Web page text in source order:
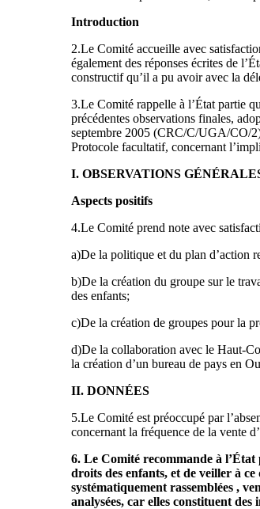
Introduction
2.Le Comité accueille avec
également des réponses écrites de
constructif qu’il a pu avoir avec la
3.Le Comité rappelle à l’État partie
précédentes observations finales,
septembre 2005 (CRC/C/UGA/CO/2)
Protocole facultatif, concernant
I. OBSERVATIONS
Aspects positifs
4.Le Comité prend note avec
a)De la politique et du plan d’action
b)De la création du groupe sur le
des enfants;
c)De la création de groupes pour la
d)De la collaboration avec le
la création d’un bureau de pays en
II. DONNÉES
5.Le Comité est préoccupé par
concernant la fréquence de la vente
6. Le Comité recommande à
droits des enfants, et de veiller à
systématiquement rassemblées ,
analysées, car elles constituent